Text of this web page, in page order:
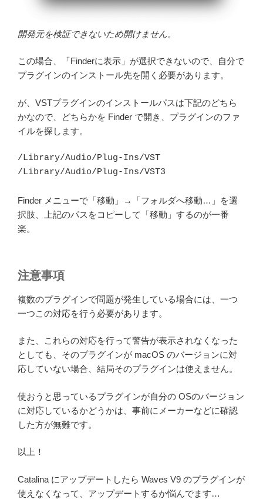
開発元を検証できないため開けません。
この場合、「Finderに表示」が選択できないので、自分で
プラグインのインストール先を開く必要があります。
が、VSTプラグインのインストールパスは下記のどちら
かなので、どちらかを Finder で開き、プラグインのファ
イルを探します。
/Library/Audio/Plug-Ins/VST
/Library/Audio/Plug-Ins/VST3
Finder メニューで「移動」→「フォルダへ移動…」を選
択肢、上記のパスをコピーして「移動」するのが一番
楽。
注意事項
複数のプラグインで問題が発生している場合には、一つ
一つこの対応を行う必要があります。
また、これらの対応を行って警告が表示されなくなった
としても、そのプラグインが macOS のバージョンに対
応していない場合、結局そのプラグインは使えません。
使おうと思っているプラグインが自分の OSのバージョン
に対応しているかどうかは、事前にメーカーなどに確認
した方が無難です。
以上！
Catalina にアップデートしたら Waves V9 のプラグインが
使えなくなって、アップデートするか悩んでます…